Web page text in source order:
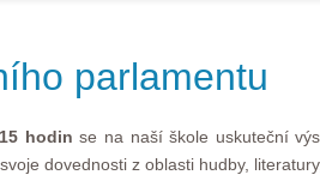
parlamentu
hodinse na naší škole uskuteční
dovednosti z oblasti hudby,